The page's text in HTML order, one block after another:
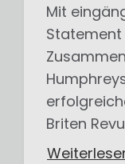
Mit
Statement
Briten